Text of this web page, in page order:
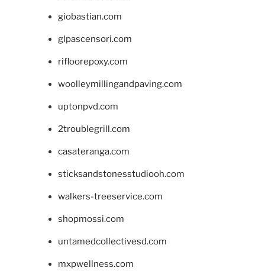
giobastian.com
glpascensori.com
rifloorepoxy.com
woolleymillingandpaving.com
uptonpvd.com
2troublegrill.com
casateranga.com
sticksandstonesstudiooh.com
walkers-treeservice.com
shopmossi.com
untamedcollectivesd.com
mxpwellness.com